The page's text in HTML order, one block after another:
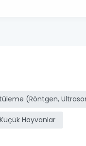
(Röntgen,
Küçük Hayvanlar